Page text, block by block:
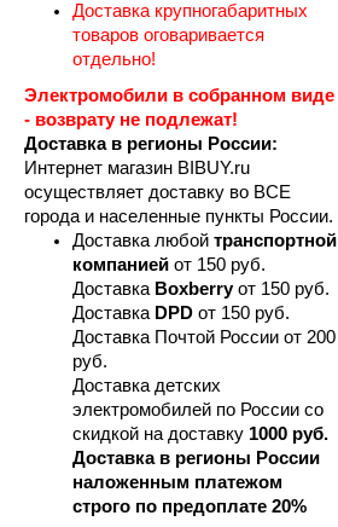
Доставка крупногабаритных
товаров оговаривается
отдельно!
Электромобили в собранном виде
- возврату не подлежат!
Доставка в регионы России:
Интернет магазин BIBUY.ru
осуществляет доставку во ВСЕ
города и населенные пункты России.
Доставка любой транспортной
компанией от 150 руб.
Доставка Boxberry от 150 руб.
Доставка DPD от 150 руб.
Доставка Почтой России от 200
руб.
Доставка детских
электромобилей по России со
скидкой на доставку 1000 руб.
Доставка в регионы России
наложенным платежом
строго по предоплате 20%